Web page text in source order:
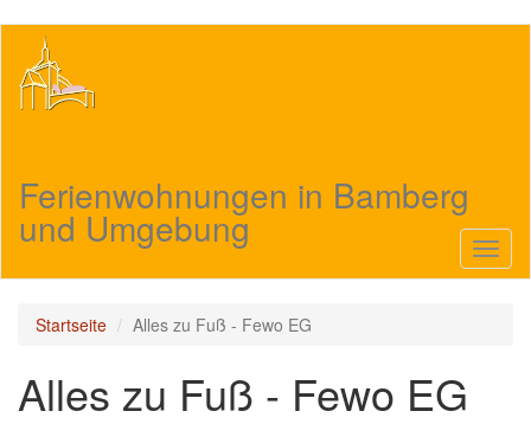
Inhalt
Ferienwohnungen in Bamberg
und Umgebung
Startseite Alles zu Fuß - Fewo EG
Alles zu Fuß - Fewo EG